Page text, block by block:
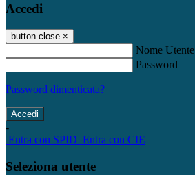
Accedi
button close ×
Nome Utente
Password
Password dimenticata?
-
Entra con SPID Entra con CIE
Seleziona utente